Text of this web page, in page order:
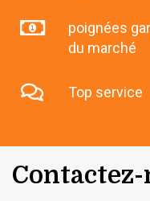
poignées
du marché
Top service